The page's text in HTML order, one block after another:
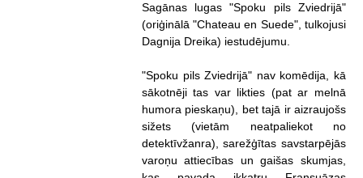
Sagānas lugas "Spoku pils Zviedrijā"
(oriģinālā "Chateau en Suede", tulkojusi
Dagnija Dreika) iestudējumu.
"Spoku pils Zviedrijā" nav komēdija, kā
sākotnēji tas var likties (pat ar melnā
humora pieskaņu), bet tajā ir aizraujošs
sižets (vietām neatpaliekot no
detektīvžanra), sarežģītas savstarpējās
varoņu attiecības un gaišas skumjas,